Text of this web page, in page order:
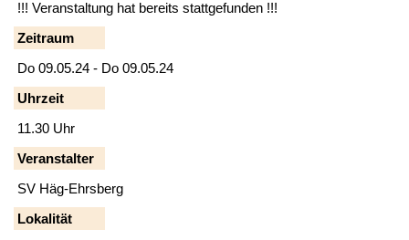
!!! Veranstaltung hat bereits stattgefunden !!!
Zeitraum
Do 09.05.24 - Do 09.05.24
Uhrzeit
11.30 Uhr
Veranstalter
SV Häg-Ehrsberg
Lokalität